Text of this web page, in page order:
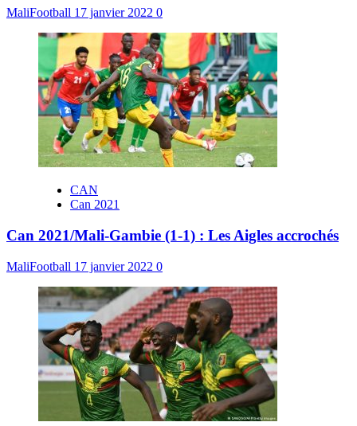
MaliFootball 17 janvier 2022 0
CAN
Can 2021
Can 2021/Mali-Gambie (1-1) : Les Aigles accrochés
MaliFootball 17 janvier 2022 0